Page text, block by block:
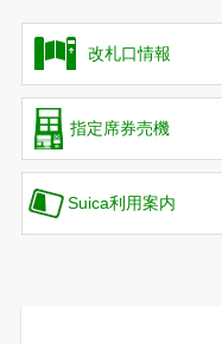
改札口情報
指定席券売機
Suica利用案内